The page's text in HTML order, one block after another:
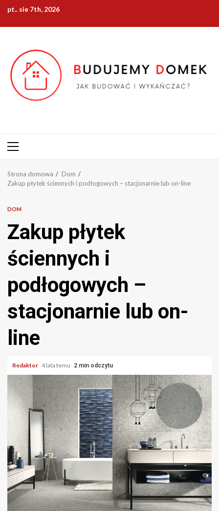
Przejdź
treści
pt.. sie 7th, 2026
Menu
Strona domowa
Dom
Zakup płytek ściennych i podłogowych – stacjonarnie lub on-line
DOM
Zakup płytek
ściennych i
podłogowych –
stacjonarnie lub on-
line
Redaktor 4 lata temu 2 min odczytu